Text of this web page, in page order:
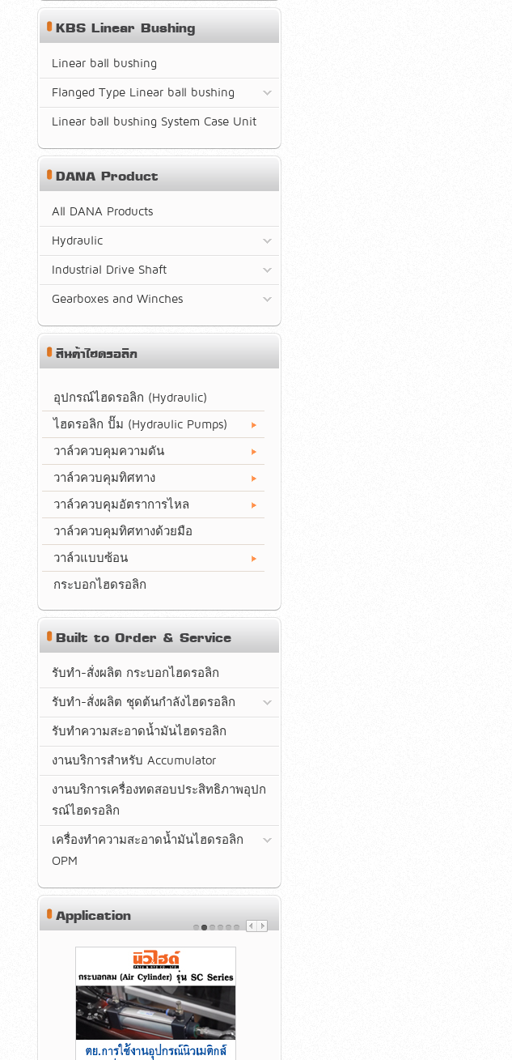
KBS Linear Bushing
Linear ball bushing
Flanged Type Linear ball bushing
Linear ball bushing System Case Unit
DANA Product
All DANA Products
Hydraulic
Industrial Drive Shaft
Gearboxes and Winches
สินค้าไฮดรอลิก
อุปกรณ์ไฮดรอลิก (Hydraulic)
ไฮดรอลิก ปั๊ม (Hydraulic Pumps)
วาล์วควบคุมความดัน
วาล์วควบคุมทิศทาง
วาล์วควบคุมอัตราการไหล
วาล์วควบคุมทิศทางด้วยมือ
วาล์วแบบซ้อน
กระบอกไฮดรอลิก
Built to Order & Service
รับทำ-สั่งผลิต กระบอกไฮดรอลิก
รับทำ-สั่งผลิต ชุดต้นกำลังไฮดรอลิก
รับทำความสะอาดน้ำมันไฮดรอลิก
งานบริการสำหรับ Accumulator
งานบริการเครื่องทดสอบประสิทธิภาพอุปก
รณ์ไฮดรอลิก
เครื่องทำความสะอาดน้ำมันไฮดรอลิก
OPM
Application